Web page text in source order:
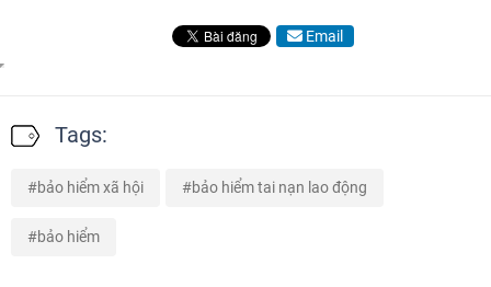
Email
Tags:
bảo hiểm xã hội bảo hiểm tai nạn lao động
bảo hiểm